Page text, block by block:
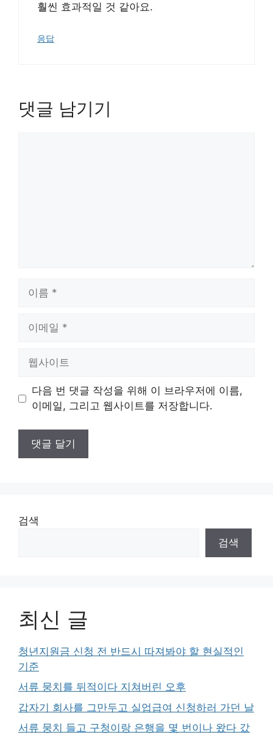
훨씬 효과적일 것 같아요.
응답
댓글 남기기
트
다음 번 댓글 작성을 위해 이 브라우저에 이름,
이메일, 그리고 웹사이트를 저장합니다.
검색
검색
최신 글
청년지원금 신청 전 반드시 따져봐야 할 현실적인
기준
서류 뭉치를 뒤적이다 지쳐버린 오후
갑자기 회사를 그만두고 실업급여 신청하러 가던 날
서류 뭉치 들고 구청이랑 은행을 몇 번이나 왔다 갔